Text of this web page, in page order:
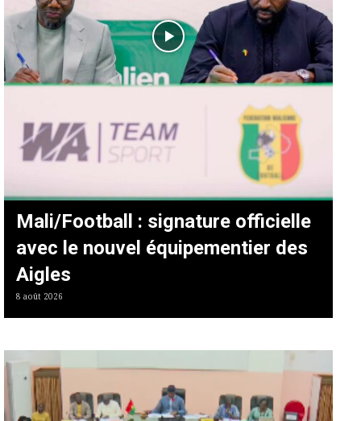
Mali/Football : signature officielle
avec le nouvel équipementier des
Aigles
8 août 2026